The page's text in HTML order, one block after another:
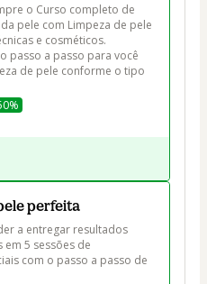
o Curso completo de
pele com Limpeza de pele
e cosméticos.
passo a passo para você
de pele conforme o tipo
perfeita
a entregar resultados
5 sessões de
com o passo a passo de